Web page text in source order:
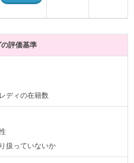
評価基準
ディの在籍数
扱っていないか